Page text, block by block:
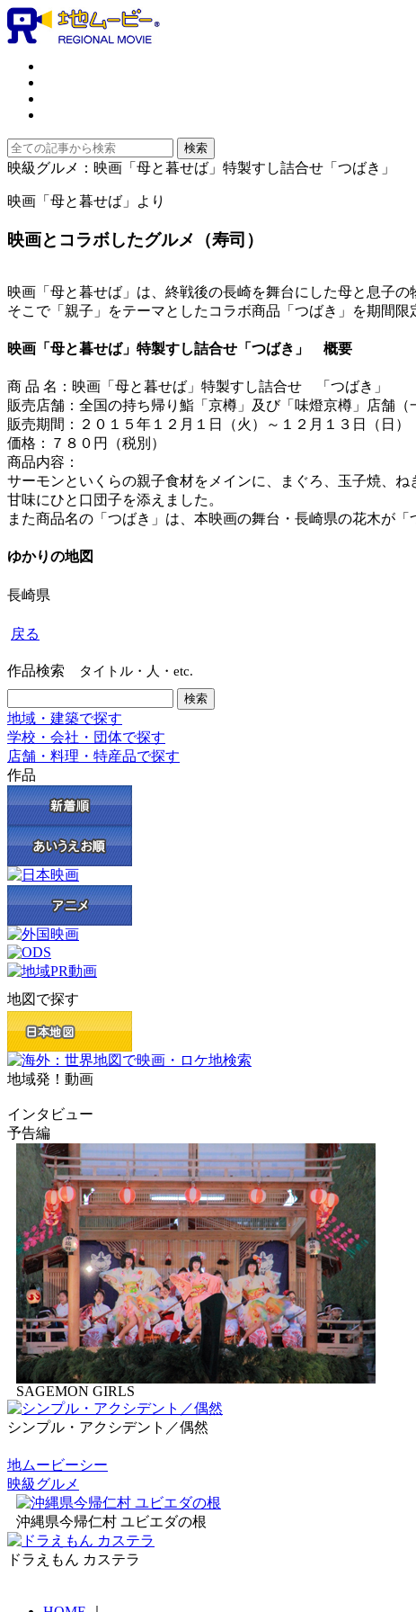
映級グルメ：映画「母と暮せば」特製すし詰合せ「つばき」
映画「母と暮せば」より
映画とコラボしたグルメ（寿司）
映画「母と暮せば」は、終戦後の長崎を舞台にした母と息子の
そこで「親子」をテーマとしたコラボ商品「つばき」を期間限
映画「母と暮せば」特製すし詰合せ「つばき」 概要
商 品 名：映画「母と暮せば」特製すし詰合せ 「つばき」
販売店舗：全国の持ち帰り鮨「京樽」及び「味燈京樽」店舗（
販売期間：２０１５年１２月１日（火）～１２月１３日（日）
価格：７８０円（税別）
商品内容：
サーモンといくらの親子食材をメインに、まぐろ、玉子焼、
甘味にひと口団子を添えました。
また商品名の「つばき」は、本映画の舞台・長崎県の花木が「
ゆかりの地図
長崎県
戻る
作品検索 タイトル・人・etc.
地域・建築で探す
学校・会社・団体で探す
店舗・料理・特産品で探す
作品
地図で探す
地域発！動画
インタビュー
予告編
SAGEMON GIRLS
シンプル・アクシデント／偶然
地ムービーシー
映級グルメ
沖縄県今帰仁村 ユビエダの根
ドラえもん カステラ